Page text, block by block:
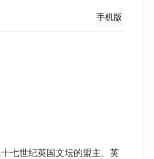
手机版
七世纪英国文坛的盟主、英